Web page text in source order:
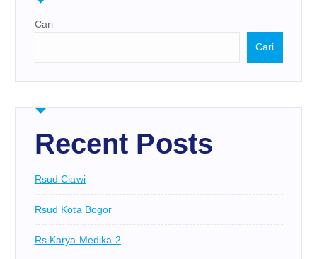
Cari
Cari
Recent Posts
Rsud Ciawi
Rsud Kota Bogor
Rs Karya Medika 2